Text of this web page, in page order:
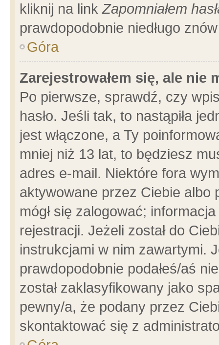
kliknij na linkZapomniałem
prawdopodobnie niedługo
Góra
Zarejestrowałem się, ale nie
Po pierwsze, sprawdź, czy
hasło. Jeśli tak, to nastąpiła
jest włączone, a Ty
mniej niż 13 lat, to będziesz
adres e-mail. Niektóre fora
aktywowane przez Ciebie albo
mógł się zalogować;
rejestracji. Jeżeli został do
instrukcjami w nim zawartymi.
prawdopodobnie podałeś/aś
został zaklasyfikowany jako
pewny/a, że podany przez
skontaktować się z